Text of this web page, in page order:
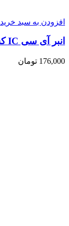
افزودن به سبد خرید
انبر آی سی IC کش PLCC مدل WJ368
176,000 تومان